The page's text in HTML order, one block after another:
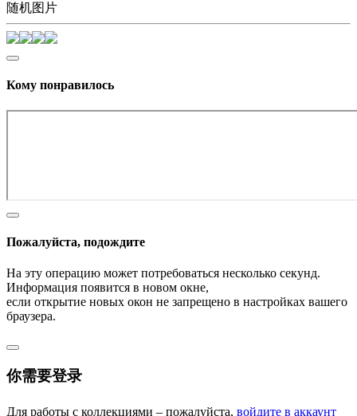
随机图片
Кому понравилось
Пожалуйста, подождите
На эту операцию может потребоваться несколько секунд.
Информация появится в новом окне,
если открытие новых окон не запрещено в настройках вашего
браузера.
你需要登录
Для работы с коллекциями – пожалуйста, войдите в аккаунт